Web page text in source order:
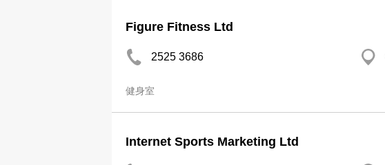
Figure Fitness Ltd
2525 3686
健身室
Internet Sports Marketing Ltd